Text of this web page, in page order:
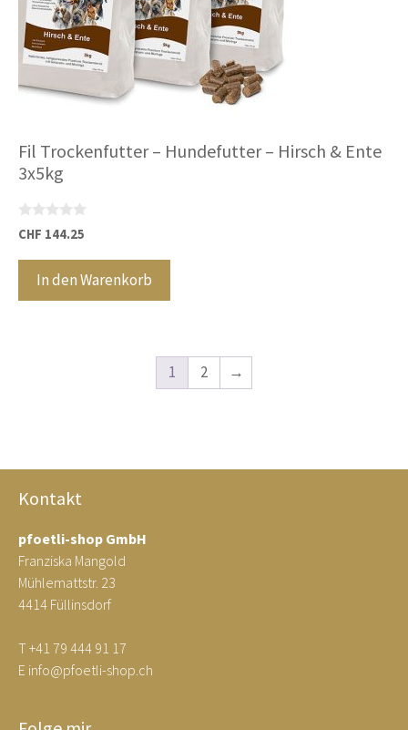
Fil Trockenfutter – Hundefutter – Hirsch & Ente
3x5kg
0
v
CHF 144.25
In den Warenkorb
1 2 →
Kontakt
pfoetli-shop GmbH
Franziska Mangold
Mühlemattstr. 23
4414 Füllinsdorf
T+41 79 444 91 17
E info@pfoetli-shop.ch